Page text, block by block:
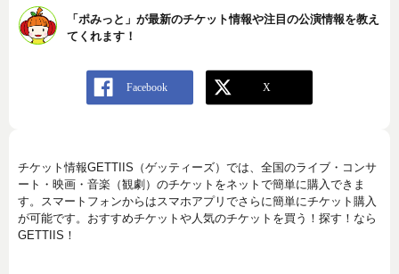
「ポみっと」が最新のチケット情報や注目の公演情報を教え
てくれます！
チケット情報GETTIIS（ゲッティーズ）では、全国のライブ・コンサ
ート・映画・音楽（観劇）のチケットをネットで簡単に購入できま
す。スマートフォンからはスマホアプリでさらに簡単にチケット購入
が可能です。おすすめチケットや人気のチケットを買う！探す！なら
GETTIIS！